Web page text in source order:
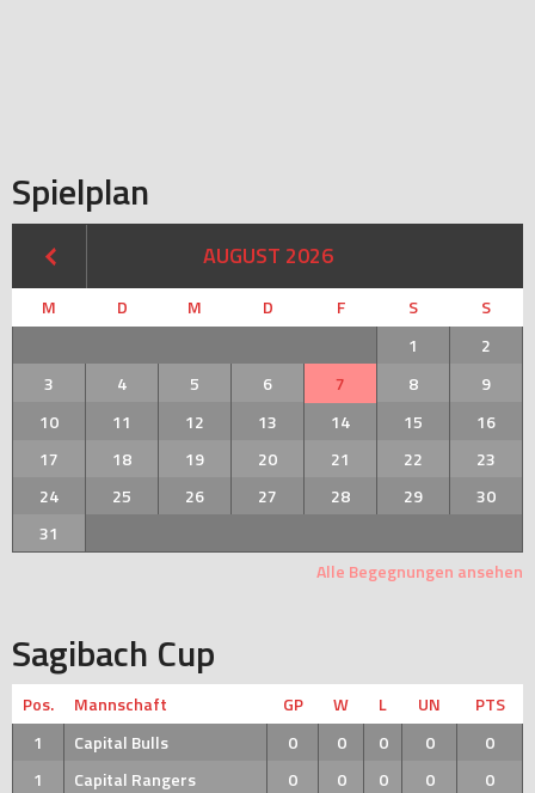
Spielplan
AUGUST 2026
M D M D F S
S
1
2
3
4 5 6 7 8
9
10
11 12 13 14 15
16
17
18 19 20 21 22
23
24
25 26 27 28 29
30
31
Alle Begegnungen ansehen
Sagibach Cup
Pos. Mannschaft GP W L UN
PTS
1
Capital Bulls 0 0 0 0
0
1
Capital Rangers 0 0 0 0 0